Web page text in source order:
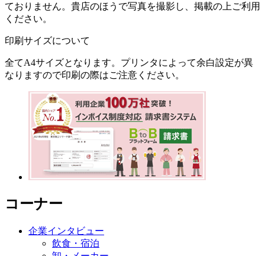
ておりません。貴店のほうで写真を撮影し、掲載の上ご利用
ください。
印刷サイズについて
全てA4サイズとなります。プリンタによって余白設定が異
なりますので印刷の際はご注意ください。
コーナー
企業インタビュー
飲食・宿泊